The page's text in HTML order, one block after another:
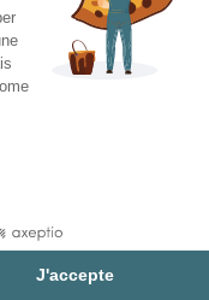
dans le
retards